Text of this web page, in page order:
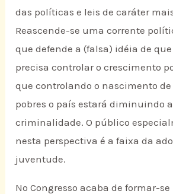
das políticas e leis de caráter
Reascende-se uma corrente
que defende a (falsa) idéia de
precisa controlar o crescimento
que controlando o nascimento
pobres o país estará diminuindo a
criminalidade. O público
nesta perspectiva é a faixa da
juventude.
No Congresso acaba de formar-